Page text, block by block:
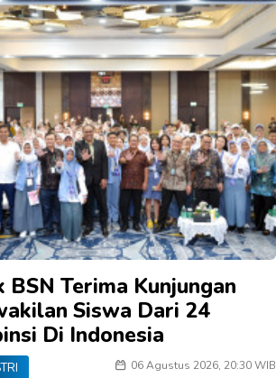
BSN Terima Kunjungan
Siswa Dari 24
Di Indonesia
06 Agustus 2026, 20:30 WIB